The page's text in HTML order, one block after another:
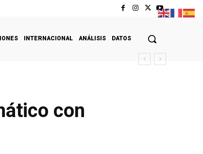
INTERNACIONAL ANÁLISIS DATOS
con